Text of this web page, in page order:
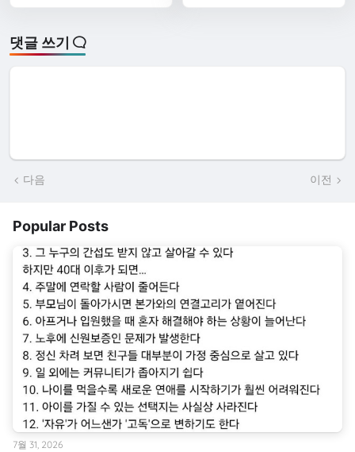
댓글 쓰기
다음 이전
Popular Posts
7월 31, 2026